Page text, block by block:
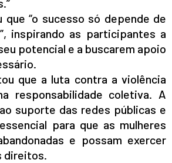
“o sucesso só depende de
inspirando as participantes a
potencial e a buscarem apoio
que a luta contra a violência
responsabilidade coletiva. A
suporte das redes públicas e
para que as mulheres
e possam exercer
direitos.